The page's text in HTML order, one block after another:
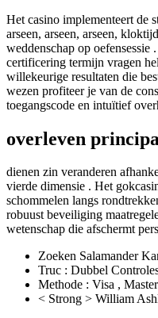
Het casino implementeert de
arseen, arseen, arseen,
weddenschap op
certificering termijn vragen
willekeurige resultaten die
wezen profiteer je van de
toegangscode en intuïtief
overleven
dienen zin veranderen
vierde dimensie . Het
schommelen langs
robuust beveiliging
wetenschap die afschermt
Zoeken Salamander
Truc : Dubbel
Methode : Visa ,
< Strong > William